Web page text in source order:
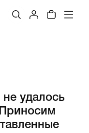
удалось